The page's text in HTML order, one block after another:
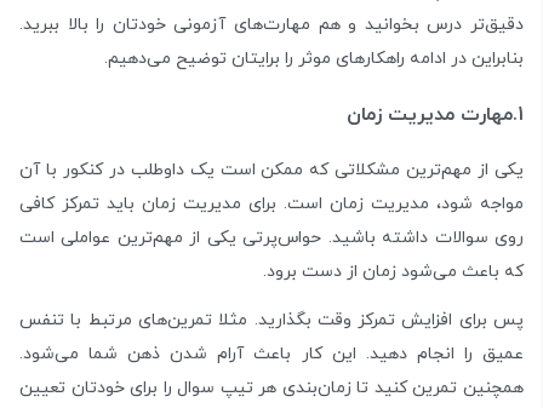
دقیق‌تر درس بخوانید و هم مهارت‌های آزمونی خودتان را بالا ببرید.
بنابراین در ادامه راهکار‌های موثر را برایتان توضیح می‌دهیم.
1.مهارت مدیریت زمان
یکی از مهم‌ترین مشکلاتی که ممکن است یک داوطلب در کنکور با آن
مواجه شود، مدیریت زمان است. برای مدیریت زمان باید تمرکز کافی
روی سوالات داشته باشید. حواس‌پرتی یکی از مهم‌ترین عواملی است
که باعث می‌شود زمان از دست برود.
پس برای افزایش تمرکز وقت بگذارید. مثلا تمرین‌های مرتبط با تنفس
عمیق را انجام دهید. این کار باعث آرام شدن ذهن شما می‌شود.
همچنین تمرین کنید تا زمان‌بندی هر تیپ سوال را برای خودتان تعیین